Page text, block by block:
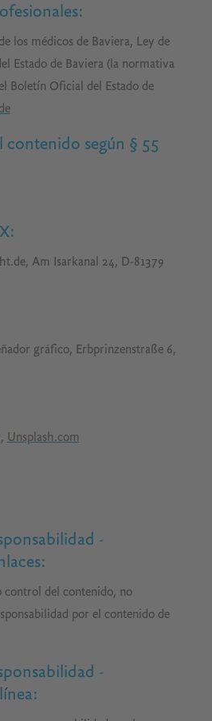
:
los médicos de Baviera, Ley de
Estado de Baviera (la normativa
Boletín Oficial del Estado de
contenido según § 55
:
Am Isarkanal 24, D-81379
gráfico, Erbprinzenstraße 6,
Unsplash.com
-
:
control del contenido, no
por el contenido de
-
: